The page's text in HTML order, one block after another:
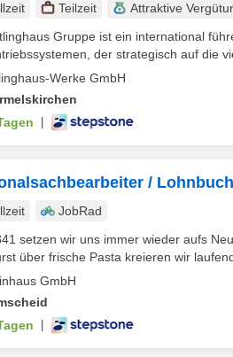
Teilzeit Attraktive
Gruppe ist ein international
der strategisch auf die
Werke GmbH
/
JobRad
setzen wir uns immer wieder aufs
über frische Pasta kreieren wir
GmbH